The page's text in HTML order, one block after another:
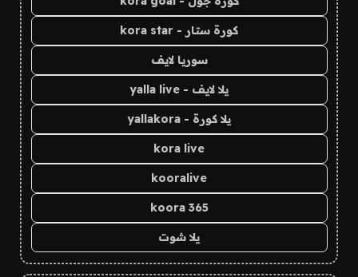
كورة ستار - kora star
سوريا لايف
يلا لايف - yalla live
يلا كورة - yallakora
kora live
kooralive
koora 365
يلا شوت